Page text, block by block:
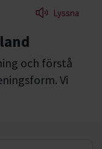
Lyssna
och förstå
Vi